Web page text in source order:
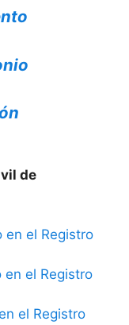
de
en el Registro
en el Registro
el Registro